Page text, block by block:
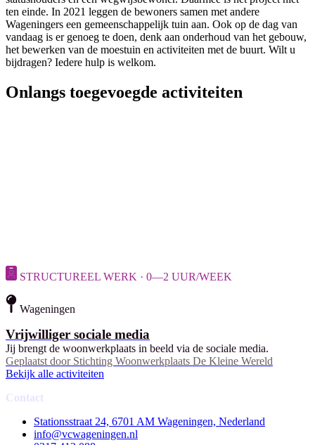
ten einde. In 2021 leggen de bewoners samen met andere
Wageningers een gemeenschappelijk tuin aan. Ook op de dag van
vandaag is er genoeg te doen, denk aan onderhoud van het gebouw,
het bewerken van de moestuin en activiteiten met de buurt. Wilt u
bijdragen? Iedere hulp is welkom.
Onlangs toegevoegde activiteiten
STRUCTUREEL WERK · 0—2 UUR/WEEK
Wageningen
Vrijwilliger sociale media
Jij brengt de woonwerkplaats in beeld via de sociale media.
Geplaatst door Stichting Woonwerkplaats De Kleine Wereld
Bekijk alle activiteiten
Contact
Stationsstraat 24, 6701 AM Wageningen, Nederland
info@vcwageningen.nl